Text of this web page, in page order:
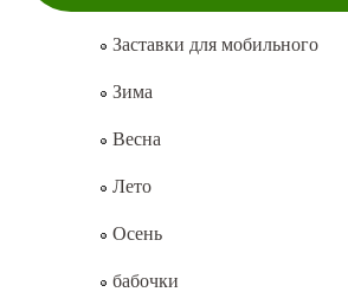
Заставки для мобильного
Зима
Весна
Лето
Осень
бабочки